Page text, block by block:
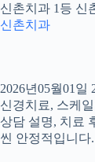
신촌치과 1등 신
신촌치과
2026년05월01일
신경치료, 스케
상담 설명, 치료
씬 안정적입니다.